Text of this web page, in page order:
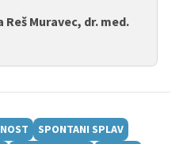
Reš Muravec, dr. med.
SPONTANI SPLAV